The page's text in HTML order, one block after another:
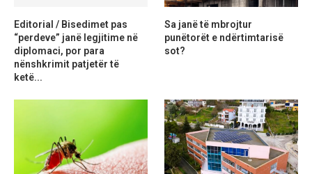
Editorial / Bisedimet pas
“perdeve” janë legjitime në
diplomaci, por para
nënshkrimit patjetër të
ketë...
Sa janë të mbrojtur
punëtorët e ndërtimtarisë
sot?